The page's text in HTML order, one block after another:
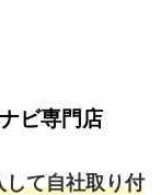
ビ専門店
て自社取り付